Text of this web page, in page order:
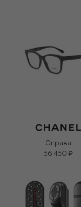
Оправа
56 450 ₽